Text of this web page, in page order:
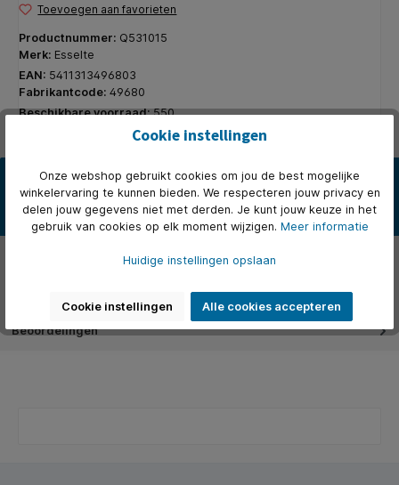
Toevoegen aan favorieten
Productnummer: Q531015
Merk: Esselte
EAN: 5411313496803
Fabrikantcode: 49680
Beschikbare voorraad:550
Beschrijving
Ultra snel monteren. Vervaardigd uit stevig bruin karton. Speciaal
ontworpen om snel te monteren zonder metalen clips. Bedru… Meer
Beoordelingen
Cookie instellingen
Onze webshop gebruikt cookies om jou de best mogelijke
winkelervaring te kunnen bieden. We respecteren jouw privacy en
delen jouw gegevens niet met derden. Je kunt jouw keuze in het
gebruik van cookies op elk moment wijzigen. Meer informatie
Huidige instellingen opslaan
Cookie instellingen Alle cookies accepteren